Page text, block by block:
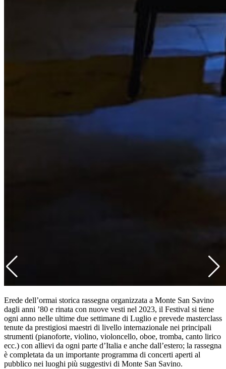
Erede dell’ormai storica rassegna organizzata a Monte San Savino
dagli anni ’80 e rinata con nuove vesti nel 2023, il Festival si tiene
ogni anno nelle ultime due settimane di Luglio e prevede masterclass
tenute da prestigiosi maestri di livello internazionale nei principali
strumenti (pianoforte, violino, violoncello, oboe, tromba, canto lirico
ecc.) con allievi da ogni parte d’Italia e anche dall’estero; la rassegna
è completata da un importante programma di concerti aperti al
pubblico nei luoghi più suggestivi di Monte San Savino.